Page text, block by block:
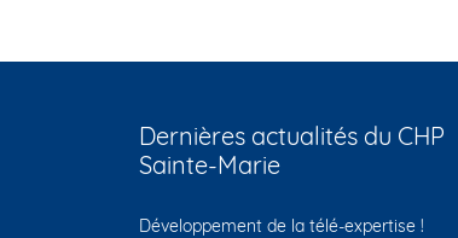
Dernières actualités du CHP
Sainte-Marie
Développement de la télé-expertise !